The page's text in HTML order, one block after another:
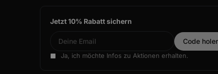
Jetzt 10% Rabatt sichern
Ja, ich möchte Infos zu Aktionen erhalten.